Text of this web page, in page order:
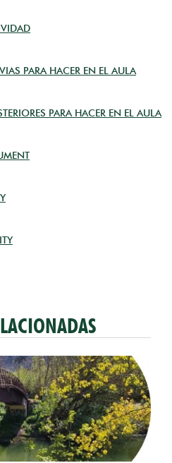
PARA HACER EN EL AULA
PARA HACER EN EL AULA